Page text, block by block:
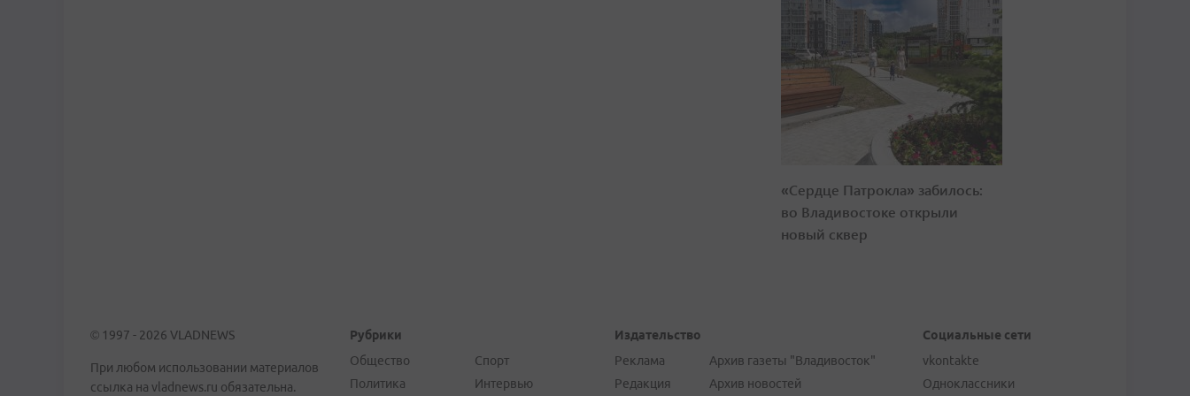
«Сердце Патрокла» забилось:
во Владивостоке открыли
новый сквер
© 1997 - 2026 VLADNEWS
При любом использовании материалов
ссылка на vladnews.ru обязательна.
Рубрики
Общество
Политика
Спорт
Интервью
Издательство
Реклама
Редакция
Архив газеты "Владивосток"
Архив новостей
Социальные сети
vkontakte
Одноклассники